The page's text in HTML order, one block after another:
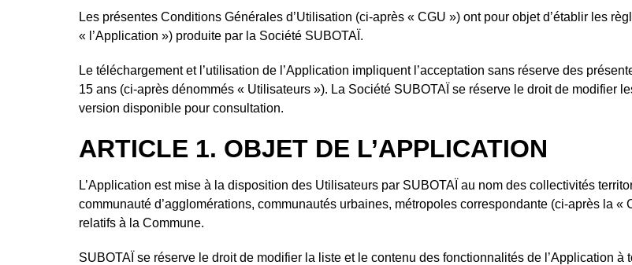
Les présentes Conditions Générales d’Utilisation (ci-après « CGU ») ont pour objet d’établir les
« l’Application ») produite par la Société SUBOTAÏ.
Le téléchargement et l’utilisation de l’Application impliquent l’acceptation sans réserve des
15 ans (ci-après dénommés « Utilisateurs »). La Société SUBOTAÏ se réserve le droit de modifier
version disponible pour consultation.
ARTICLE 1. OBJET DE L’APPLICATION
L’Application est mise à la disposition des Utilisateurs par SUBOTAÏ au nom des collectivités
communauté d’agglomérations, communautés urbaines, métropoles correspondante (ci-après la
relatifs à la Commune.
SUBOTAÏ se réserve le droit de modifier la liste et le contenu des fonctionnalités de l’Application à